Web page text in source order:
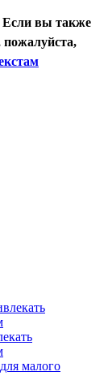
Если вы также
пожалуйста,